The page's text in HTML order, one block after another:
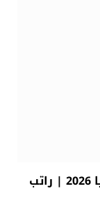
فرصة تطوع ممول بالكامل في إيطاليا 2026 | راتب